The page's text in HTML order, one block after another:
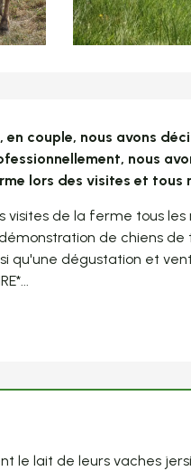
en couple, nous avons
nous
lors des visites et tous
visites de la ferme tous
de chiens
qu'une dégustation et
le lait de leurs vaches